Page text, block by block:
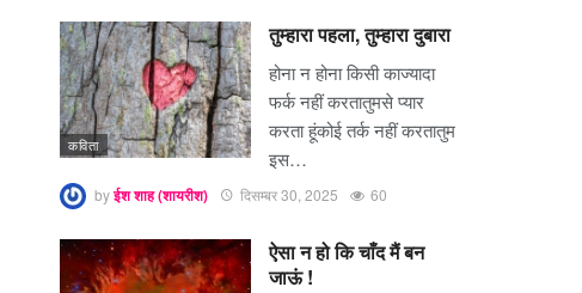
कविता
तुम्हारा पहला, तुम्हारा दुबारा
होना न होना किसी काज्यादा
फर्क नहीं करतातुमसे प्यार
करता हूंकोई तर्क नहीं करतातुम
इस…
byईश शाह (शायरीश) दिसम्बर 30, 2025 60
ऐसा न हो कि चाँद मैं बन
जाऊं !